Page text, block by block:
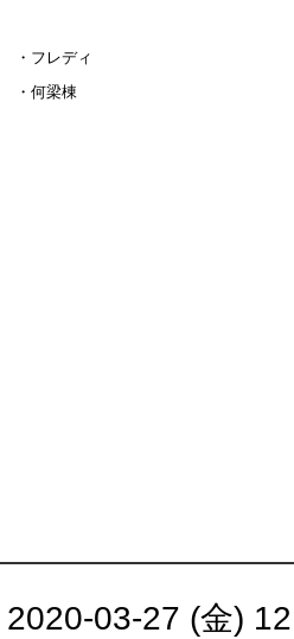
論...
業...・フレディ
・何梁棟
03-27 (金)